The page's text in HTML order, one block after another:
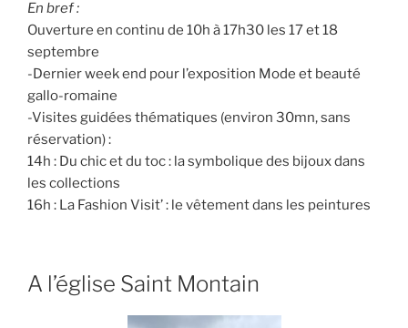
En bref :
Ouverture en continu de 10h à 17h30 les 17 et 18
septembre
-Dernier week end pour l’exposition Mode et beauté
gallo-romaine
-Visites guidées thématiques (environ 30mn, sans
réservation) :
14h : Du chic et du toc : la symbolique des bijoux dans
les collections
16h : La Fashion Visit’ : le vêtement dans les peintures
A l’église Saint Montain